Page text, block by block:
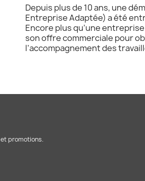
Depuis plus de 10 ans, une
Entreprise Adaptée) a été
Encore plus qu’une
son offre commerciale pour
l’accompagnement des
promotions.